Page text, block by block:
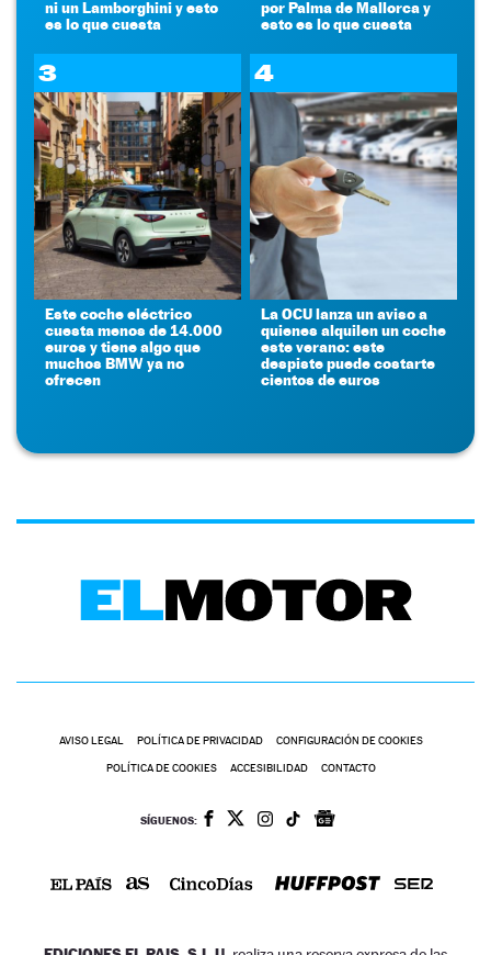
ni un Lamborghini y esto
es lo que cuesta
por Palma de Mallorca y
esto es lo que cuesta
3
Este coche eléctrico
cuesta menos de 14.000
euros y tiene algo que
muchos BMW ya no
ofrecen
4
La OCU lanza un aviso a
quienes alquilen un coche
este verano: este
despiste puede costarte
cientos de euros
AVISO LEGAL POLÍTICA DE PRIVACIDAD CONFIGURACIÓN DE COOKIES
POLÍTICA DE COOKIES ACCESIBILIDAD CONTACTO
SÍGUENOS: